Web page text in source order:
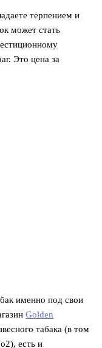
терпением и
может стать
Это цена за
именно под свои
Golden
табака (в том
есть и